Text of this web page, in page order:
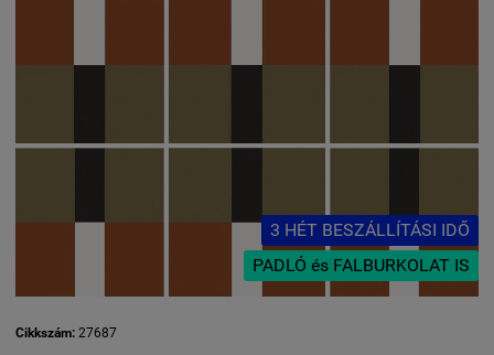
3 HÉT BESZÁLLÍTÁSI IDŐ
PADLÓ és FALBURKOLAT IS
Cikkszám: 27687